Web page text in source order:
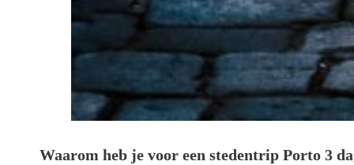
Waarom heb je voor een stedentrip Porto 3